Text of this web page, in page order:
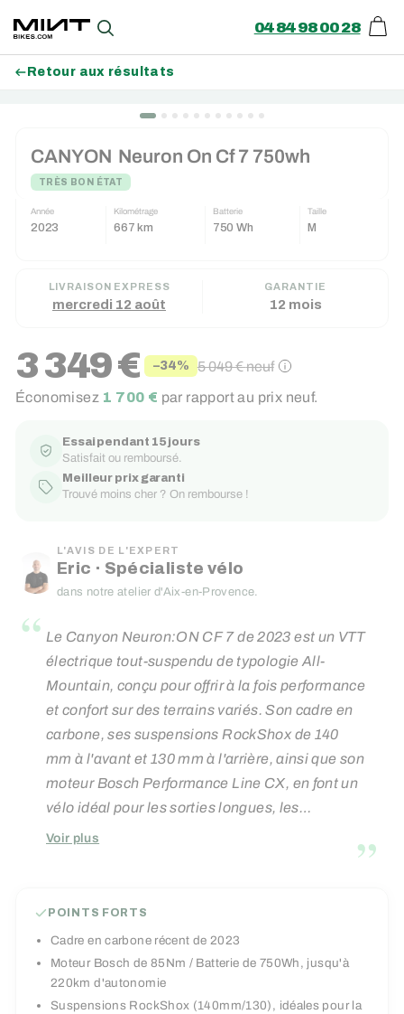
contenu
Recherche 04 84 98 00 28
Retour aux résultats
CANYON Neuron On Cf 7 750wh
TRÈS BON ÉTAT
Année
2023
Kilométrage
667 km
Batterie
750 Wh
Taille
M
LIVRAISON EXPRESS
mercredi 12 août
GARANTIE
12 mois
Prix
réduit
3 349 € −34%
Prix
régulier
5 049 €neuf
Économisez 1 700 € par rapport au prix neuf.
Essai pendant 15 jours
Satisfait ou remboursé.
Meilleur prix garanti
Trouvé moins cher ? On rembourse !
L'AVIS DE L'EXPERT
Eric · Spécialiste vélo
dans notre atelier d'Aix-en-Provence.
“ Le Canyon Neuron:ON CF 7 de 2023 est un VTT
électrique tout-suspendu de typologie All-
Mountain, conçu pour offrir à la fois performance
et confort sur des terrains variés. Son cadre en
carbone, ses suspensions RockShox de 140
mm à l'avant et 130 mm à l'arrière, ainsi que son
moteur Bosch Performance Line CX, en font un
vélo idéal pour les sorties longues, les
ascensions techniques et les descentes
à affronter les défis de l'All-Mountain tout en
Voir plus ”
POINTS FORTS
Cadre en carbone récent de 2023
Moteur Bosch de 85Nm / Batterie de 750Wh, jusqu'à
220km d'autonomie
Suspensions RockShox (140mm/130), idéales pour la